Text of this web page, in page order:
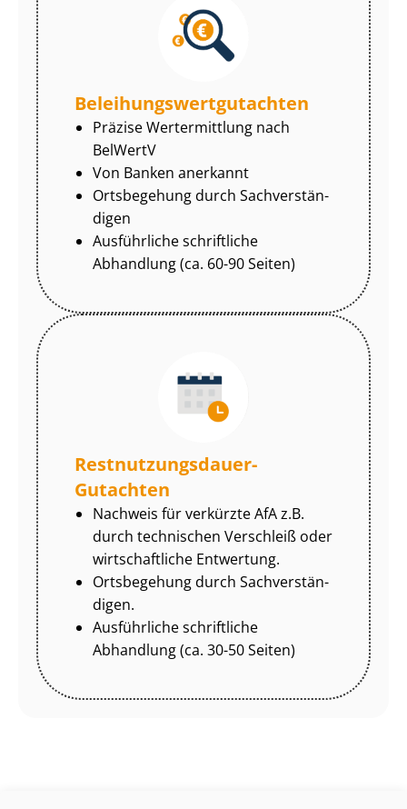
Be­lei­hungs­wert­gut­ach­ten
Präzise Wertermittlung nach
BelWertV
Von Banken anerkannt
Ortsbegehung durch Sach­ver­stän­
di­gen
Ausführliche schriftliche
Abhandlung (ca. 60-90 Seiten)
Rest­nut­zungs­dau­er-
Gutachten
Nachweis für verkürzte AfA z.B.
durch technischen Verschleiß oder
wirtschaftliche Entwertung.
Ortsbegehung durch Sach­ver­stän­
di­gen.
Ausführliche schriftliche
Abhandlung (ca. 30-50 Seiten)